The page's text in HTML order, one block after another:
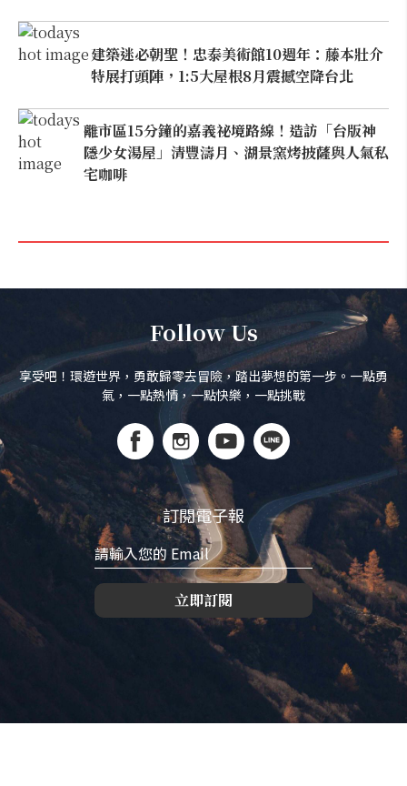
建築迷必朝聖！忠泰美術館10週年：藤本壯介
特展打頭陣，1:5大屋根8月震撼空降台北
離市區15分鐘的嘉義祕境路線！造訪「台版神
隱少女湯屋」清豐濤月、湖景窯烤披薩與人氣私
宅咖啡
Follow Us
享受吧！環遊世界，勇敢歸零去冒險，踏出夢想的第一步。一點勇
氣，一點熱情，一點快樂，一點挑戰
訂閱電子報
立即訂閱